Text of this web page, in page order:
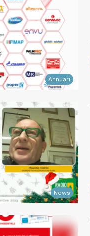
Annuari
News